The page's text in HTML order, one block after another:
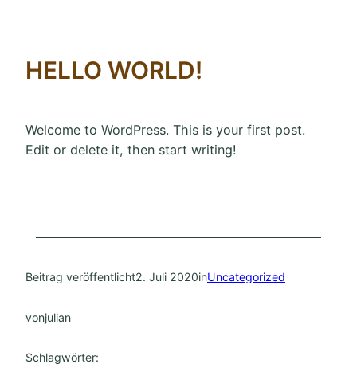
HELLO WORLD!
Welcome to WordPress. This is your first post.
Edit or delete it, then start writing!
Beitrag veröffentlicht2. Juli 2020inUncategorized
vonjulian
Schlagwörter: